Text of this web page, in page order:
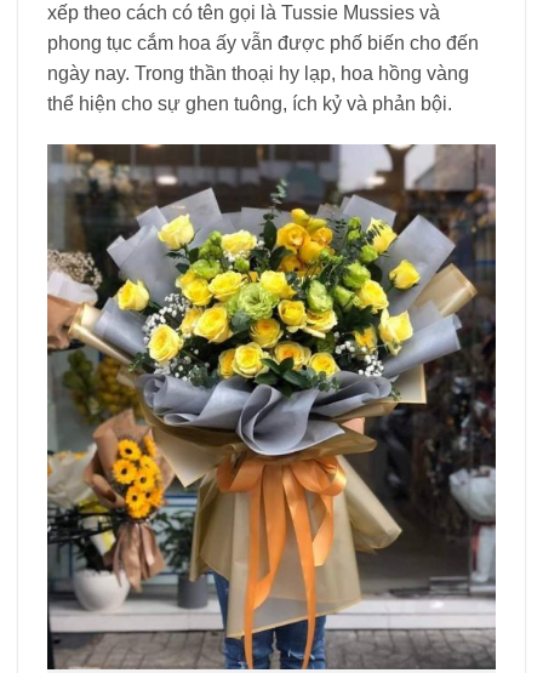
xếp theo cách có tên gọi là Tussie Mussies và
phong tục cắm hoa ấy vẫn được phố biến cho đến
ngày nay. Trong thần thoại hy lạp, hoa hồng vàng
thể hiện cho sự ghen tuông, ích kỷ và phản bội.